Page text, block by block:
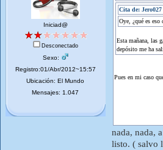
Iniciad@
Desconectado
Sexo:
Registro:01/Abr/2012~15:57
Ubicación: El Mundo
Mensajes: 1.047
Cita de: Jero027
Oye, ¿qué es eso
Esta mañana, las
depósito me ha
Pues en mi caso
nada, nada,
listo. ( salvo